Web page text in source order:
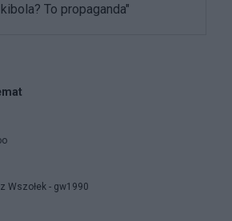
kibola? To propaganda"
Wszołek - gw1990